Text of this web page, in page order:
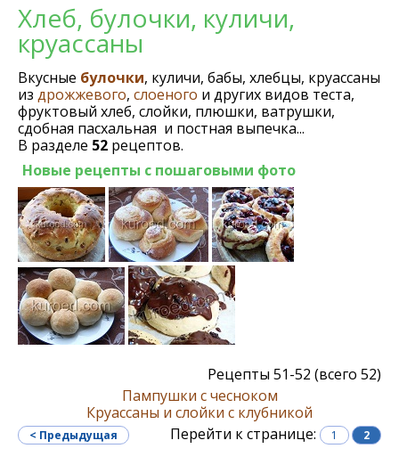
Хлеб, булочки, куличи,
круассаны
Вкусные булочки, куличи, бабы, хлебцы, круассаны
из дрожжевого, слоеного и других видов теста,
фруктовый хлеб, слойки, плюшки, ватрушки,
сдобная пасхальная и постная выпечка...
В разделе 52 рецептов.
Новые рецепты с пошаговыми фото
Рецепты 51-52 (всего 52)
Пампушки с чесноком
Круассаны и слойки с клубникой
Перейти к странице:
< Предыдущая 1 2